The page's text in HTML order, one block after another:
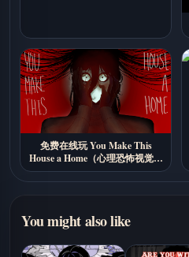
免费在线玩 You Make This
House a Home（心理恐怖视觉小
说）
You might also like